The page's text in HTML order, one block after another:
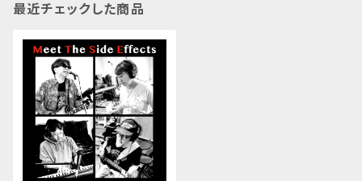
最近チェックした商品